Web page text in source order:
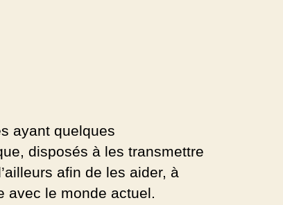
ayant quelques
disposés à les transmettre
afin de les aider, à
avec le monde actuel.